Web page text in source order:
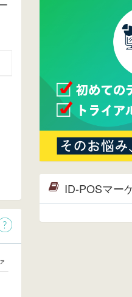
ウ
ョ
ペー
ウレ
ュ
2015/04/30
詳細
2015/04/20
ウレ
ID-POSマー